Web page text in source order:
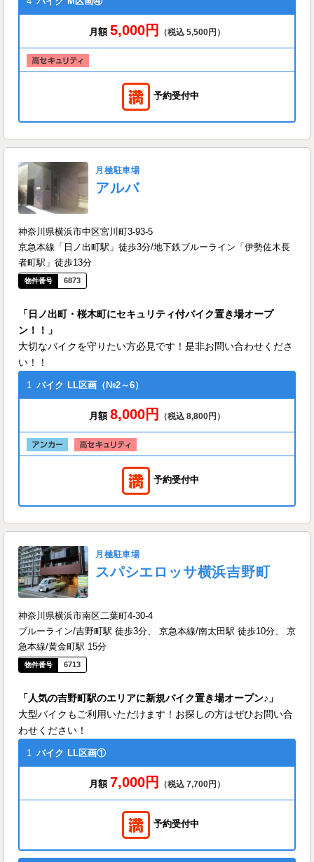
月額 5,000円 （税込 5,500円）
予約受付中
月極駐車場
アルバ
神奈川県横浜市中区宮川町3-93-5
京急本線「日ノ出町駅」徒歩3分/地下鉄ブルーライン「伊勢佐木長
者町駅」徒歩13分
6873
「日ノ出町・桜木町にセキュリティ付バイク置き場オープ
ン！！」
大切なバイクを守りたい方必見です！是非お問い合わせくださ
い！！
1 バイク LL区画（№2～6）
月額 8,000円 （税込 8,800円）
予約受付中
月極駐車場
スパシエロッサ横浜吉野町
神奈川県横浜市南区二葉町4-30-4
ブルーライン/吉野町駅 徒歩3分、 京急本線/南太田駅 徒歩10分、 京
急本線/黄金町駅 15分
6713
「人気の吉野町駅のエリアに新規バイク置き場オープン♪」
大型バイクもご利用いただけます！お探しの方はぜひお問い合
わせください！
1 バイク LL区画①
月額 7,000円 （税込 7,700円）
予約受付中